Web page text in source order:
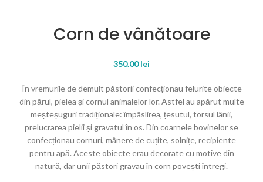
Corn de vânătoare
350.00lei
În vremurile de demult păstorii confecționau felurite obiecte
din părul, pielea și cornul animalelor lor. Astfel au apărut multe
meșteșuguri tradiționale: împâslirea, țesutul, torsul lânii,
prelucrarea pielii și gravatul în os. Din coarnele bovinelor se
confecționau cornuri, mânere de cuțite, solnițe, recipiente
pentru apă. Aceste obiecte erau decorate cu motive din
natură, dar unii păstori gravau în corn povești întregi.